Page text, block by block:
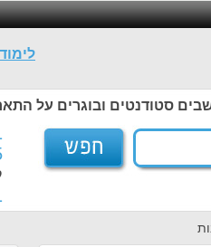
סטודנטים ובוגרים על